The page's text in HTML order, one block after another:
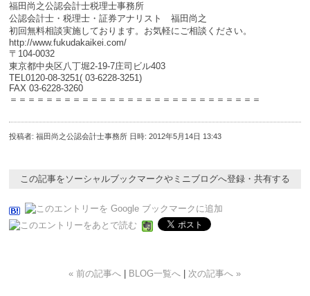
福田尚之公認会計士税理士事務所
公認会計士・税理士・証券アナリスト 福田尚之
初回無料相談実施しております。お気軽にご相談ください。
http://www.fukudakaikei.com/
〒104-0032
東京都中央区八丁堀2-19-7庄司ビル403
TEL0120-08-3251( 03-6228-3251)
FAX 03-6228-3260
＝＝＝＝＝＝＝＝＝＝＝＝＝＝＝＝＝＝＝＝＝＝＝＝＝＝＝＝
投稿者: 福田尚之公認会計士事務所 日時: 2012年5月14日 13:43
この記事をソーシャルブックマークやミニブログへ登録・共有する
« 前の記事へ BLOG一覧へ 次の記事へ »